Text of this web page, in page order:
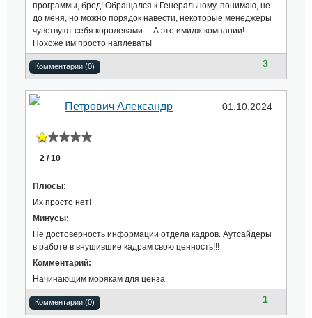
программы, бред! Обращался к Генеральному, понимаю, не
до меня, но можно порядок навести, некоторые менеджеры
чувствуют себя королевами… А это имидж компании!
Похоже им просто наплевать!
Комментарии (0) 3
Петрович Александр 01.10.2024
2 / 10
Плюсы:
Их просто нет!
Минусы:
Не достоверность информации отдела кадров. Аутсайдеры
в работе в внушившие кадрам свою ценность!!!
Комментарий:
Начинающим морякам для ценза.
Комментарии (0) 1